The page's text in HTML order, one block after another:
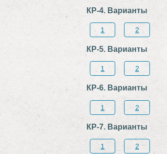
КР-4. Варианты
1 2
КР-5. Варианты
1 2
КР-6. Варианты
1 2
КР-7. Варианты
1 2